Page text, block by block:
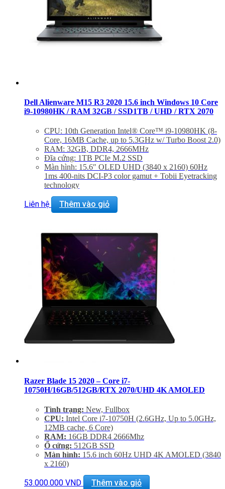
Dell Alienware M15 R3 2020 15.6 inch Windows 10 Core
i9-10980HK / RAM 32GB / SSD1TB / UHD / RTX 2070
CPU: 10th Generation Intel® Core™ i9-10980HK (8-
Core, 16MB Cache, up to 5.3GHz w/ Turbo Boost 2.0)
RAM: 32GB, DDR4, 2666MHz
Đĩa cứng: 1TB PCIe M.2 SSD
Màn hình: 15.6″ OLED UHD (3840 x 2160) 60Hz
1ms 400-nits DCI-P3 color gamut + Tobii Eyetracking
technology
Card đồ họa: NVIDIA® GeForce® RTX 2070
SUPER™ 8GB GDDR6
Liên hệ Thêm vào giỏ
Razer Blade 15 2020 – Core i7-
10750H/16GB/512GB/RTX 2070/UHD 4K AMOLED
Tình trạng: New, Fullbox
CPU: Intel Core i7-10750H (2.6GHz, Up to 5.0GHz,
12MB cache, 6 Core)
RAM: 16GB DDR4 2666Mhz
Ổ cứng: 512GB SSD
Màn hình: 15.6 inch 60Hz UHD 4K AMOLED (3840
x 2160)
NVIDIA GeForce RTX™ 2070 Max-Q
(6GB GDDR6)
53.000.000 VND Thêm vào giỏ